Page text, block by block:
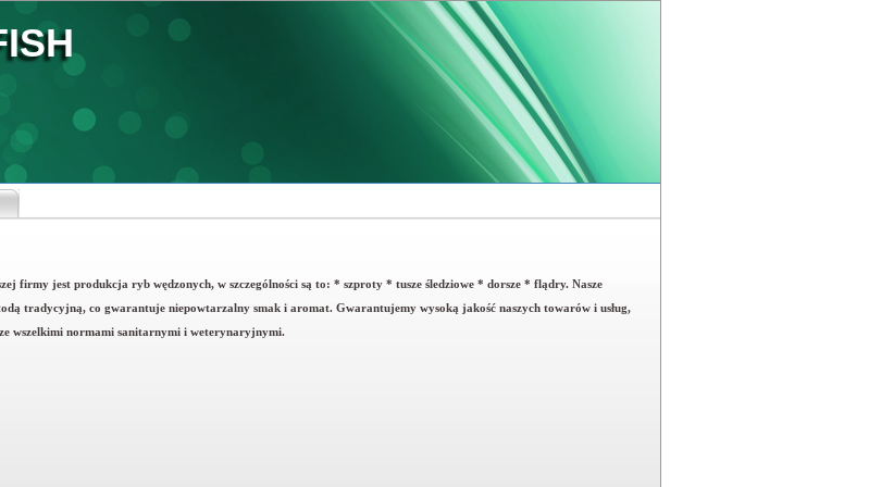
firmy jest produkcja ryb wędzonych, w szczególności są to: * szproty * tusze śledziowe * dorsze * flądry. Nasze
tradycyjną, co gwarantuje niepowtarzalny smak i aromat. Gwarantujemy wysoką jakość naszych towarów i usług,
wszelkimi normami sanitarnymi i weterynaryjnymi.